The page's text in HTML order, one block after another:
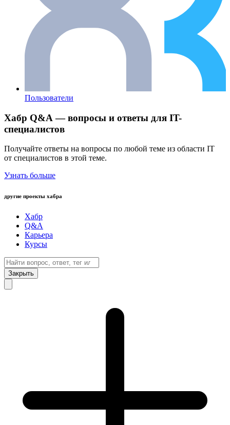
Пользователи
Хабр Q&A — вопросы и ответы для IT-
специалистов
Получайте ответы на вопросы по любой теме из области IT
от специалистов в этой теме.
Узнать больше
другие проекты хабра
Хабр
Q&A
Карьера
Курсы
Закрыть